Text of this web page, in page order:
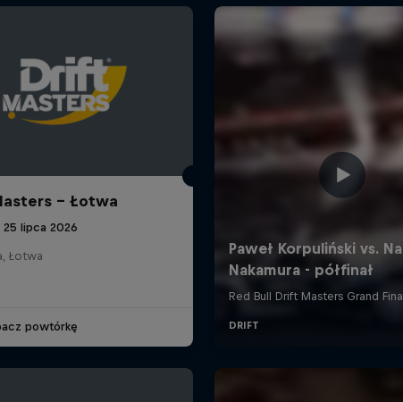
- Łotwa
25 lipca 2026
Łotwa
powtórkę